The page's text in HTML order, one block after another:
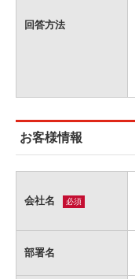
回答方法
お客様情報
会社名 必須
部署名